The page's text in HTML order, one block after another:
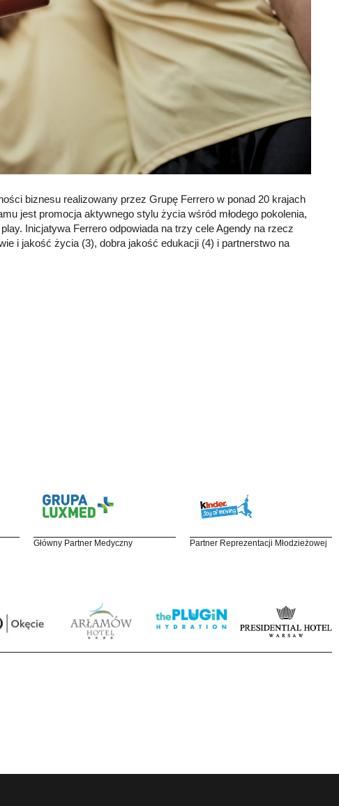
biznesu realizowany przez Grupę Ferrero w ponad 20 krajach
jest promocja aktywnego stylu życia wśród młodego pokolenia,
Inicjatywa Ferrero odpowiada na trzy cele Agendy na rzecz
i jakość życia (3), dobra jakość edukacji (4) i partnerstwo na
Główny Partner Medyczny Partner Reprezentacji Młodzieżowej